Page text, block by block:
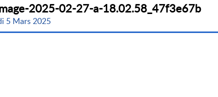
2025-02-27-a-18.02.58_47f3e67b
5 Mars 2025